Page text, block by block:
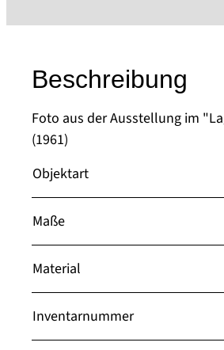
Beschreibung
Foto aus der Ausstellung im
(1961)
Objektart
Maße
Material
Inventarnummer